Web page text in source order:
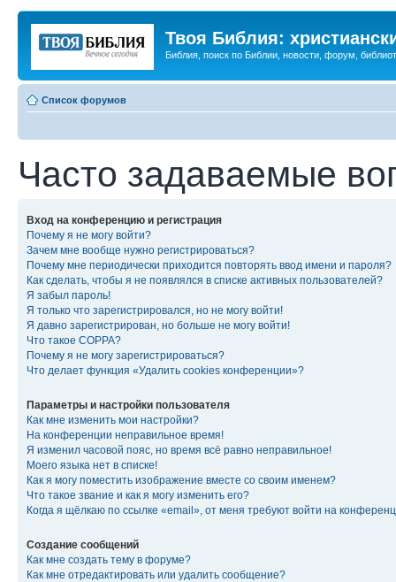
Твоя Библия:
Библия, поиск по Библии, новости, форум,
Список форумов
Часто задаваемые
Вход на конференцию и регистрация
Почему я не могу войти?
Зачем мне вообще нужно регистрироваться?
Почему мне периодически приходится повторять ввод имени и пароля?
Как сделать, чтобы я не появлялся в списке активных пользователей?
Я забыл пароль!
Я только что зарегистрировался, но не могу войти!
Я давно зарегистрирован, но больше не могу войти!
Что такое COPPA?
Почему я не могу зарегистрироваться?
Что делает функция «Удалить cookies конференции»?
Параметры и настройки пользователя
Как мне изменить мои настройки?
На конференции неправильное время!
Я изменил часовой пояс, но время всё равно неправильное!
Моего языка нет в списке!
Как я могу поместить изображение вместе со своим именем?
Что такое звание и как я могу изменить его?
Когда я щёлкаю по ссылке «email», от меня требуют войти на
Создание сообщений
Как мне создать тему в форуме?
Как мне отредактировать или удалить сообщение?